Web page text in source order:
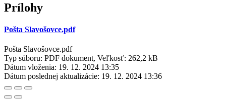
Prílohy
Pošta Slavošovce.pdf
Pošta Slavošovce.pdf
Typ súboru: PDF dokument, Veľkosť: 262,2 kB
Dátum vloženia: 19. 12. 2024 13:35
Dátum poslednej aktualizácie: 19. 12. 2024 13:36